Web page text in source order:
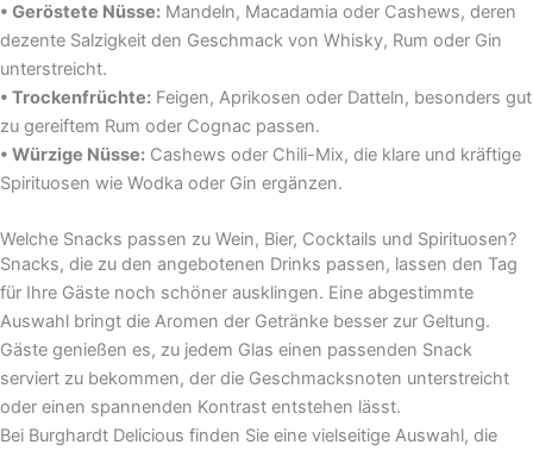
• Geröstete Nüsse: Mandeln, Macadamia oder Cashews, deren
dezente Salzigkeit den Geschmack von Whisky, Rum oder Gin
unterstreicht.
• Trockenfrüchte: Feigen, Aprikosen oder Datteln, besonders gut
zu gereiftem Rum oder Cognac passen.
• Würzige Nüsse: Cashews oder Chili-Mix, die klare und kräftige
Spirituosen wie Wodka oder Gin ergänzen.
Welche Snacks passen zu Wein, Bier, Cocktails und Spirituosen?
Snacks, die zu den angebotenen Drinks passen, lassen den Tag
für Ihre Gäste noch schöner ausklingen. Eine abgestimmte
Auswahl bringt die Aromen der Getränke besser zur Geltung.
Gäste genießen es, zu jedem Glas einen passenden Snack
serviert zu bekommen, der die Geschmacksnoten unterstreicht
oder einen spannenden Kontrast entstehen lässt.
Bei Burghardt Delicious finden Sie eine vielseitige Auswahl, die